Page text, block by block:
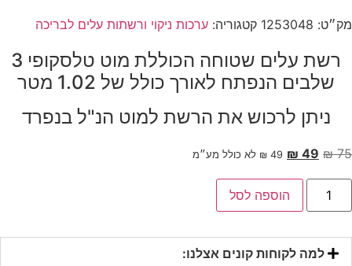
מק״ט: 1253048 קטגוריה: ערכות ניקוי ורשתות עלים לבריכה
רשת עלים שטוחה הכוללת מוט טלסקופי 3
שלבים הנפתח לאורך כולל של 1.02 מטר
ניתן לרכוש את הרשת למוט הנ"ל בנפרד
₪75
המחיר
₪ 75.
₪ 49
המחיר
הוא:
₪ 49.
₪ 49 לא כולל מע״מ
כמות
רשת
כולל
מוט
טלסקופי
הוספה לסל
למה לקוחות קונים אצלנו: